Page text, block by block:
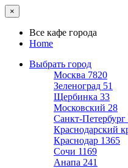
×
Все кафе города
Home
Выбрать город
Москва 7820
Зеленоград 51
Щербинка 33
Московский 28
Санкт-Петербург
Краснодарский
Краснодар 1365
Сочи 1169
Анапа 241